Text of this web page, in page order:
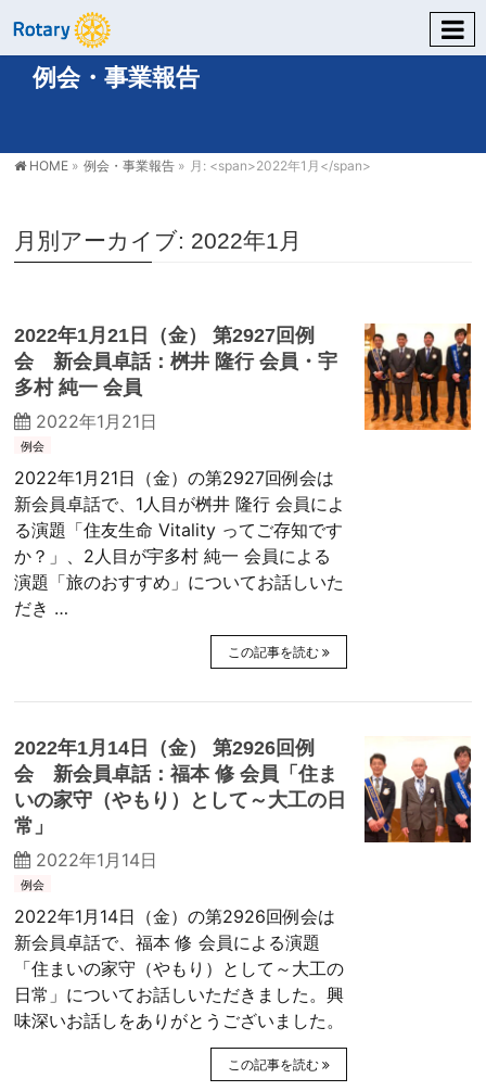
例会・事業報告
HOME » 例会・事業報告 » 月: <span>2022年1月</span>
月別アーカイブ: 2022年1月
2022年1月21日（金） 第2927回例
会 新会員卓話：桝井 隆行 会員・宇
多村 純一 会員
2022年1月21日
例会
2022年1月21日（金）の第2927回例会は
新会員卓話で、1人目が桝井 隆行 会員によ
る演題「住友生命 Vitality ってご存知です
か？」、2人目が宇多村 純一 会員による
演題「旅のおすすめ」についてお話しいた
だき …
この記事を読む
2022年1月14日（金） 第2926回例
会 新会員卓話：福本 修 会員「住ま
いの家守（やもり）として～大工の日
常」
2022年1月14日
例会
2022年1月14日（金）の第2926回例会は
新会員卓話で、福本 修 会員による演題
「住まいの家守（やもり）として～大工の
日常」についてお話しいただきました。興
味深いお話しをありがとうございました。
この記事を読む